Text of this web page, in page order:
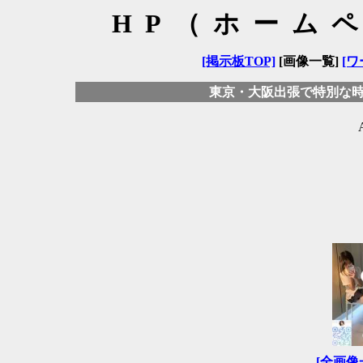
HP（ホーム
[掲示板TOP][画像一覧] [ワ
東京・大阪出張で特別な